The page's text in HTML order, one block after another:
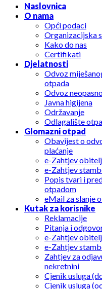
Naslovnica
O nama
Opći podaci
Organizacijska
Kako do nas
Certifikati
Djelatnosti
Odvoz
otpada
Odvoz
Javna higijena
Održavanje
Odlagalište
Glomazni otpad
Obavijest o
plaćanje
e-Zahtjev
e-Zahtjev
Popis tvari i
otpadom
eMail za slanje
Kutak za korisnike
Reklamacije
Pitanja i
e-Zahtjev
e-Zahtjev
Zahtjev za
nekretnini
Cjenik usluga
Cjenik usluga